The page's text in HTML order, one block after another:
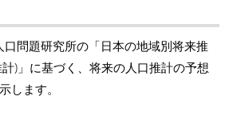
問題研究所の「日本の地域別将来推
)」に基づく、将来の人口推計の予想
します。